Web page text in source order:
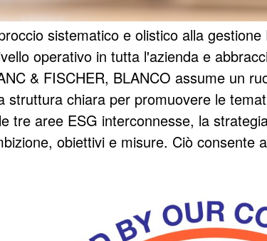
sistematico e olistico alla
operativo in tutta l'azienda e
& FISCHER, BLANCO assume un
struttura chiara per promuovere le
tre aree ESG interconnesse, la
obiettivi e misure. Ciò